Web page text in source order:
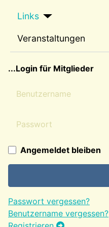
Links
Veranstaltungen
...Login für Mitglieder
Benutzername
Angemeldet bleiben
Passwort vergessen?
Benutzername vergessen?